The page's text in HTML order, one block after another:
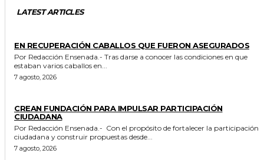
LATEST ARTICLES
EN RECUPERACIÓN CABALLOS QUE FUERON ASEGURADOS
Por Redacción Ensenada.- Tras darse a conocer las condiciones en que
estaban varios caballos en...
7 agosto, 2026
CREAN FUNDACIÓN PARA IMPULSAR PARTICIPACIÓN
CIUDADANA
Por Redacción Ensenada.- Con el propósito de fortalecer la participación
ciudadana y construir propuestas desde...
7 agosto, 2026